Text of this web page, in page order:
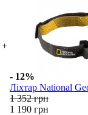
+
- 12%
Ліхтар National
1 352 грн
1 190 грн